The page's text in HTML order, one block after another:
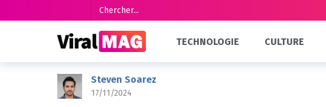
TECHNOLOGIE CULTURE
Accueil Actualités rthertjzrhrthzr
rthertjzrhrthzr
Steven Soarez
17/11/2024